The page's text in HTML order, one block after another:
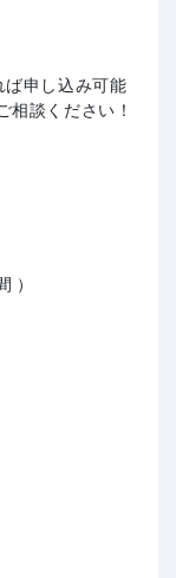
ば申し込み可能
相談ください！
）